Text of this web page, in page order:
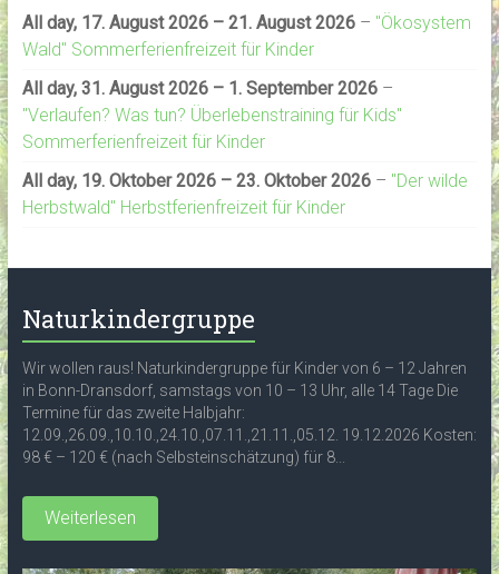
All day, 17. August 2026 – 21. August 2026– "Ökosystem
Wald" Sommerferienfreizeit für Kinder
All day, 31. August 2026 – 1. September 2026–
"Verlaufen? Was tun? Überlebenstraining für Kids"
Sommerferienfreizeit für Kinder
All day, 19. Oktober 2026 – 23. Oktober 2026– "Der wilde
Herbstwald" Herbstferienfreizeit für Kinder
Naturkindergruppe
Wir wollen raus! Naturkindergruppe für Kinder von 6 – 12 Jahren
in Bonn-Dransdorf, samstags von 10 – 13 Uhr, alle 14 Tage Die
Termine für das zweite Halbjahr:
12.09.,26.09.,10.10.,24.10.,07.11.,21.11.,05.12. 19.12.2026 Kosten:
98 € – 120 € (nach Selbsteinschätzung) für 8...
Weiterlesen